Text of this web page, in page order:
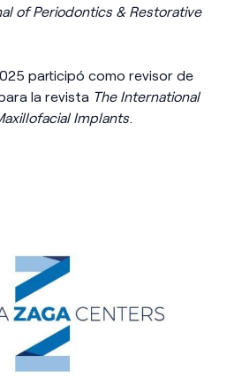
of Periodontics & Restorative
participó como revisor de
la revista The International
Implants.